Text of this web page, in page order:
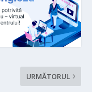
URMĂTORUL